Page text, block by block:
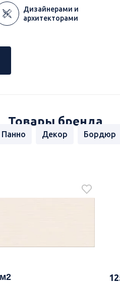
Дизайнерами и
архитекторами
Товары бренда
Панно Декор Бордюр